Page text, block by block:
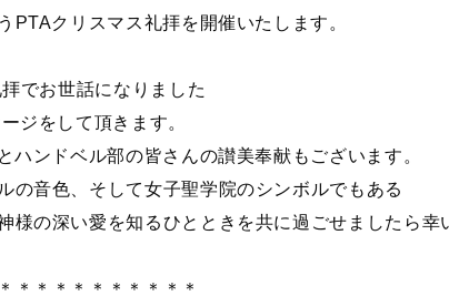
クリスマス礼拝を開催いたします。
でお世話になりました
ジをして頂きます。
ハンドベル部の皆さんの讃美奉献もございます。
の音色、そして女子聖学院のシンボルでもある
様の深い愛を知るひとときを共に過ごせましたら幸
＊＊＊＊＊＊＊＊＊＊